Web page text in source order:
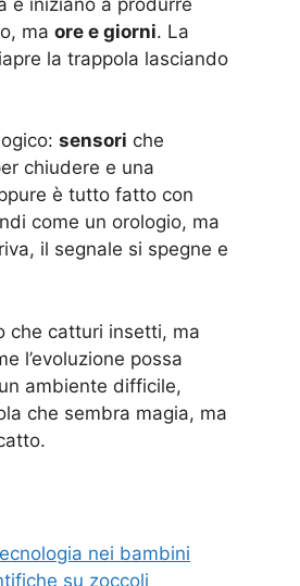
ma ore e giorni. La
la trappola lasciando
sensori che
chiudere e una
è tutto fatto con
come un orologio, ma
il segnale si spegne e
che catturi insetti, ma
l’evoluzione possa
ambiente difficile,
che sembra magia, ma
nei bambini
su zoccoli